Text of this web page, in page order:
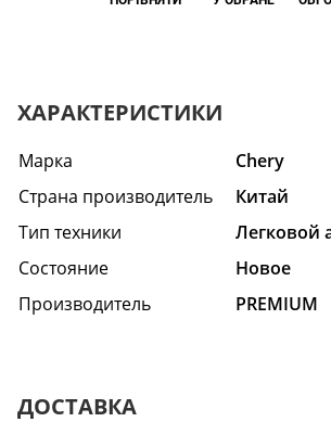
ХАРАКТЕРИСТИКИ
Марка
Chery
Страна производитель
Китай
Тип техники
Легковой
Состояние
Hовое
Производитель
PREMIUM
ДОСТАВКА